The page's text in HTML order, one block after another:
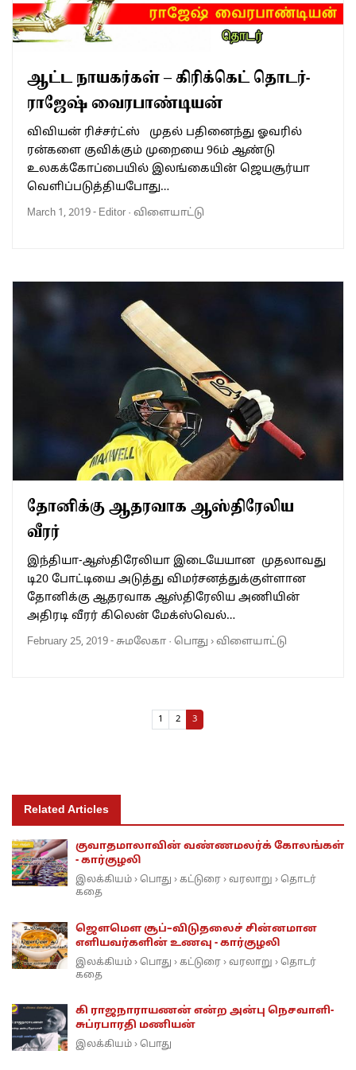
ஆட்ட நாயகர்கள் – கிரிக்கெட் தொடர்-
ராஜேஷ் வைரபாண்டியன்
விவியன் ரிச்சர்ட்ஸ் முதல் பதினைந்து ஓவரில்
ரன்களை குவிக்கும் முறையை 96ம் ஆண்டு
உலகக்கோப்பையில் இலங்கையின் ஜெயசூர்யா
வெளிப்படுத்தியபோது…
March 1, 2019- Editor · விளையாட்டு
தோனிக்கு ஆதரவாக ஆஸ்திரேலிய
வீரர்
இந்தியா-ஆஸ்திரேலியா இடையேயான முதலாவது
டி20 போட்டியை அடுத்து விமர்சனத்துக்குள்ளான
தோனிக்கு ஆதரவாக ஆஸ்திரேலிய அணியின்
அதிரடி வீரர் கிலென் மேக்ஸ்வெல்…
February 25, 2019-சுமலேகா · பொது ›விளையாட்டு
Page
1 Page
2 Current Page
3
Related Articles
குவாதமாலாவின் வண்ணமலர்க் கோலங்கள்
- கார்குழலி
இலக்கியம் › பொது › கட்டுரை › வரலாறு › தொடர்
கதை
ஜௌமௌ சூப்–விடுதலைச் சின்னமான
எளியவர்களின் உணவு - கார்குழலி
இலக்கியம் › பொது › கட்டுரை › வரலாறு › தொடர்
கதை
கி ராஜநாராயணன் என்ற அன்பு நெசவாளி-
சுப்ரபாரதி மணியன்
இலக்கியம் › பொது